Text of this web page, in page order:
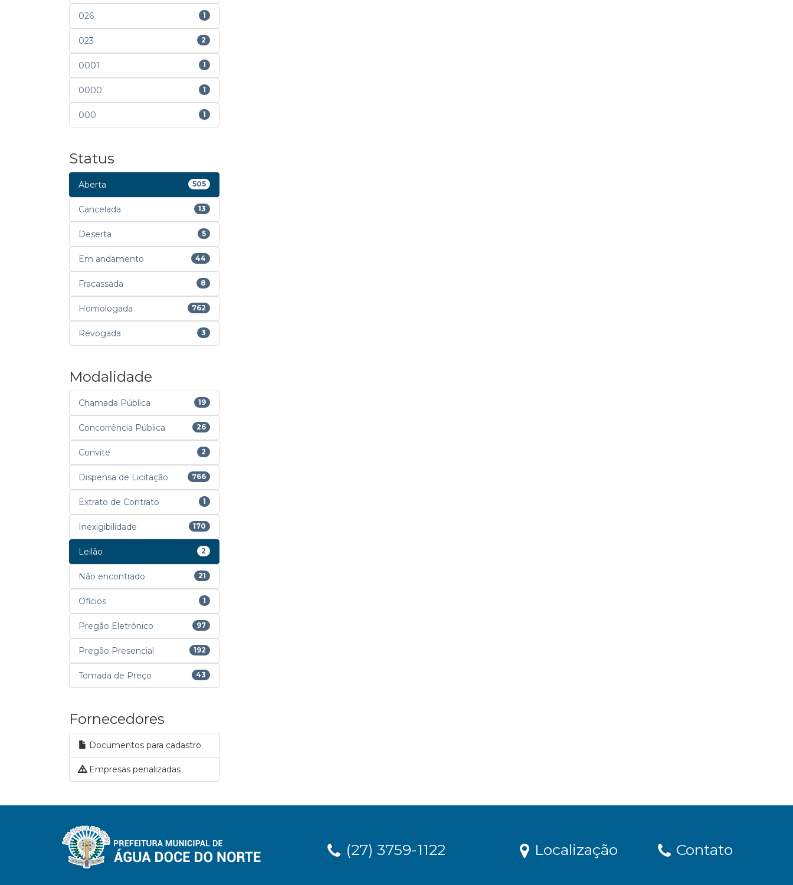
026 1
023 2
0001 1
0000 1
000 1
Status
Aberta 505
Cancelada 13
Deserta 5
Em andamento 44
Fracassada 8
Homologada 762
Revogada 3
Modalidade
Chamada Pública 19
Concorrência Pública 26
Convite 2
Dispensa de Licitação 766
Extrato de Contrato 1
Inexigibilidade 170
Leilão 2
Não encontrado 21
Ofícios 1
Pregão Eletrônico 97
Pregão Presencial 192
Tomada de Preço 43
Fornecedores
Documentos para cadastro
Empresas penalizadas
(27) 3759-1122 Localização Contato